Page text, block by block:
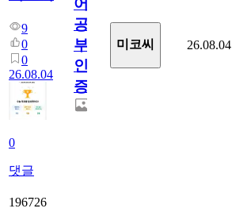
9
0
0
26.08.04
0
댓글
어
공
부
인
증
미코씨 26.08.04
196726